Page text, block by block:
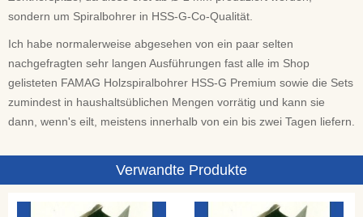
sondern um Spiralbohrer in HSS-G-Co-Qualität.
Ich habe normalerweise abgesehen von ein paar selten
nachgefragten sehr langen Ausführungen fast alle im Shop
gelisteten FAMAG Holzspiralbohrer HSS-G Premium sowie die Sets
zumindest in haushaltsüblichen Mengen vorrätig und kann sie
dann, wenn's eilt, meistens innerhalb von ein bis zwei Tagen liefern.
Verwandte Produkte